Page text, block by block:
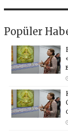
Popüler